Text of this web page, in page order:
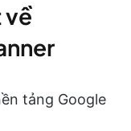
về
tảng Google